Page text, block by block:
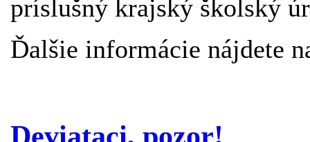
príslušný krajský školský
Ďalšie informácie nájdete
Deviataci, pozor!